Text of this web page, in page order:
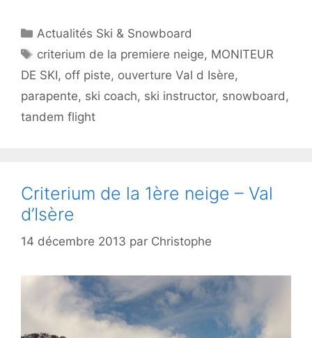
Catégories
Actualités Ski & Snowboard
Étiquettes
criterium de la premiere neige, MONITEUR
DE SKI, off piste, ouverture Val d Isère,
parapente, ski coach, ski instructor, snowboard,
tandem flight
Criterium de la 1ère neige – Val
d’Isère
14 décembre 2013 par Christophe